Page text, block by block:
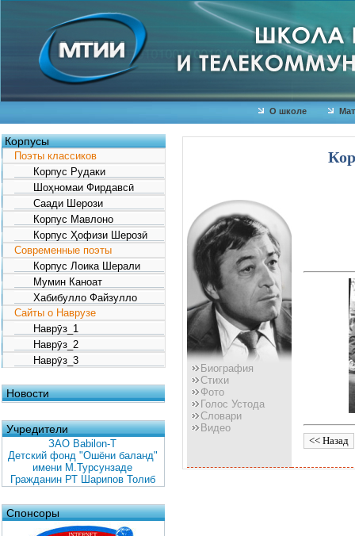
О школе
Корпусы
Поэты классиков
Корпус Рудаки
Шоҳномаи Фирдавсӣ
Саади Шерози
Корпус Мавлоно
Корпус Ҳофизи Шерозӣ
Современные поэты
Корпус Лоика Шерали
Мумин Каноат
Хабибулло Файзулло
Сайты о Наврузе
Наврӯз_1
Наврӯз_2
Наврӯз_3
Новости
Учредители
ЗАО Babilon-T
Детский фонд "Ошёни баланд"
имени М.Турсунзаде
Гражданин РТ Шарипов Толиб
Спонсоры
Биография
Стихи
Фото
Голос Устода
Словари
Видео